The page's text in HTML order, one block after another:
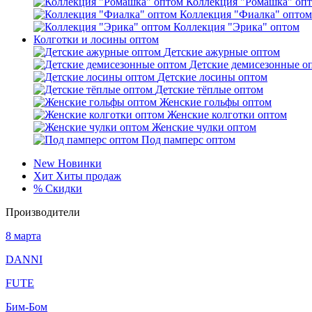
Коллекция "Фиалка" оптом
Коллекция "Эрика" оптом
Колготки и лосины оптом
Детские ажурные оптом
Детские демисезонные
Детские лосины оптом
Детские тёплые оптом
Женские гольфы оптом
Женские колготки оптом
Женские чулки оптом
Под памперс оптом
New Новинки
Хит Хиты продаж
% Скидки
Производители
8 марта
DANNI
FUTE
Бим-Бом